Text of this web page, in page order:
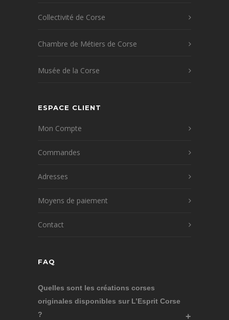
Collectivité de Corse
Chambre de Métiers de Corse
Musée de la Corse
ESPACE CLIENT
Mon Compte
Commandes
Adresses
Moyens de paiement
Contact
FAQ
Quelles sont les créations corses
originales disponibles sur L’Esprit Corse
?